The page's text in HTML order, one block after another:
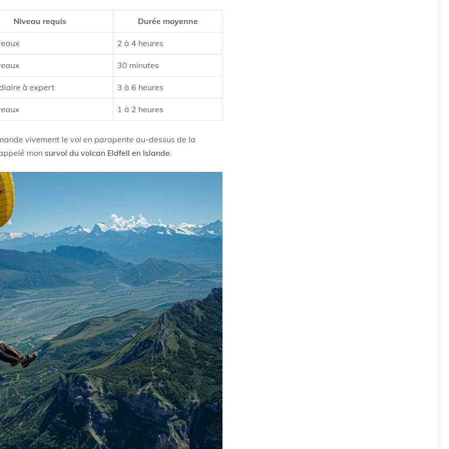
Niveau requis Durée moyenne
2 à 4 heures
30 minutes
à expert 3 à 6 heures
1 à 2 heures
vivement le vol en parapente au-dessus de la
mon survol du volcan Eldfell en Islande.